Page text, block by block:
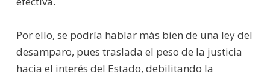
Por ello, se podría hablar más bien de una ley del
desamparo, pues traslada el peso de la justicia
hacia el interés del Estado, debilitando la